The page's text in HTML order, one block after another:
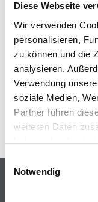
Diese Webseite
Wir verwenden
personalisieren,
zu können und die
analysieren.
Verwendung
soziale Medien,
Partner führen
weiteren Daten
haben oder die sie
Einwilligungsauswahl
Notwendig
IST
Keine Sorge,
werden das
Erkunden Sie in
und
Online-Shop